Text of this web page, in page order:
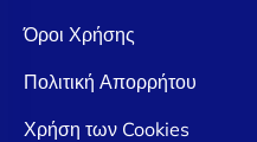
Όροι Χρήσης
Πολιτική Απορρήτου
Χρήση των Cookies